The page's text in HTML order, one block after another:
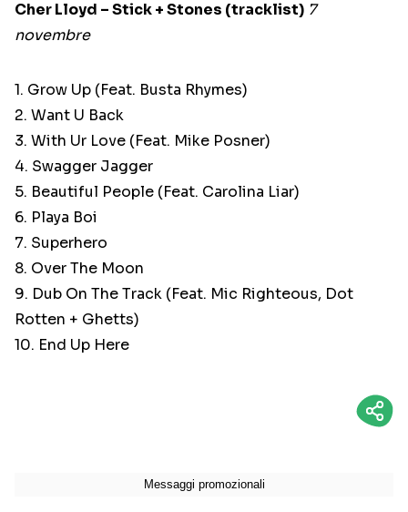
Cher Lloyd – Stick + Stones (tracklist) 7
novembre
1. Grow Up (Feat. Busta Rhymes)
2. Want U Back
3. With Ur Love (Feat. Mike Posner)
4. Swagger Jagger
5. Beautiful People (Feat. Carolina Liar)
6. Playa Boi
7. Superhero
8. Over The Moon
9. Dub On The Track (Feat. Mic Righteous, Dot
Rotten + Ghetts)
10. End Up Here